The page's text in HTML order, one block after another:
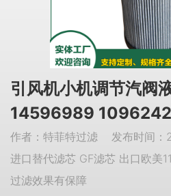
引风机小机调节汽阀
14596989
作者：特菲特过滤 发布时间：
进口替代滤芯 GF滤芯 出口欧美
过滤效果有保障